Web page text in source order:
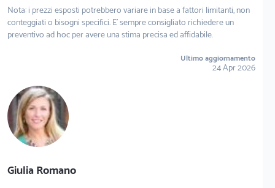
Nota: i prezzi esposti potrebbero variare in base a fattori limitanti, non
conteggiati o bisogni specifici. E' sempre consigliato richiedere un
preventivo ad hoc per avere una stima precisa ed affidabile.
Ultimo aggiornamento
24 Apr 2026
Giulia Romano